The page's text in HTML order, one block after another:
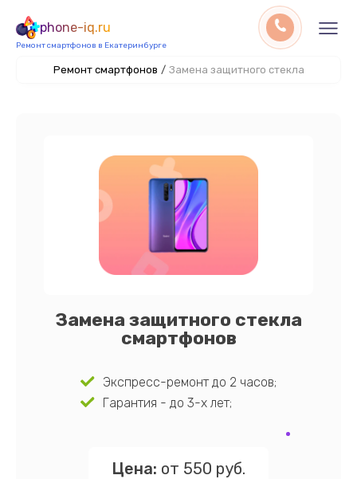
phone-iq.ru
Ремонт смартфонов в Екатеринбурге
Ремонт смартфонов / Замена защитного стекла
Замена защитного стекла
смартфонов
Экспресс-ремонт до 2 часов;
Гарантия - до 3-х лет;
Цена: от 550 руб.